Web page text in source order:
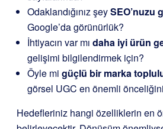
Odaklandığınız şeySEO’nuzu
Google’da görünürlük?
İhtiyacın var mı daha iyi ürün
gelişimi bilgilendirmek için?
Öyle mi güçlü bir marka
görsel UGC en önemli
Hedefleriniz hangi özelliklerin en